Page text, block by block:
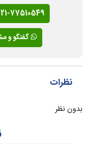
77510549
گفتگو و
نظرات
بدون نظر